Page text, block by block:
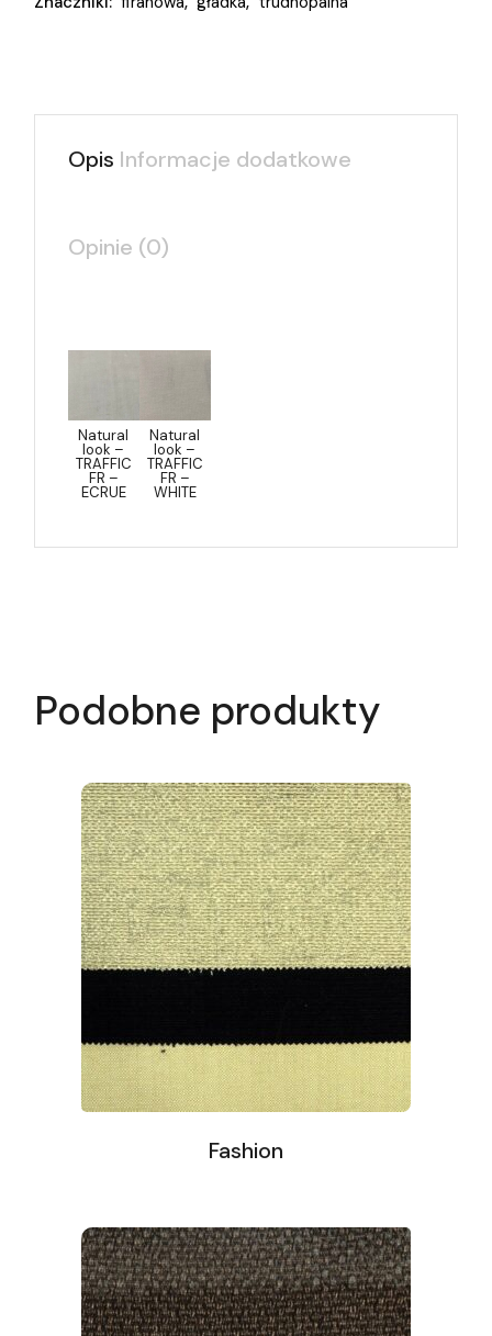
Opis Informacje dodatkowe
Opinie (0)
Natural
look –
TRAFFIC
FR –
ECRUE
Natural
look –
TRAFFIC
FR –
WHITE
Podobne produkty
Fashion